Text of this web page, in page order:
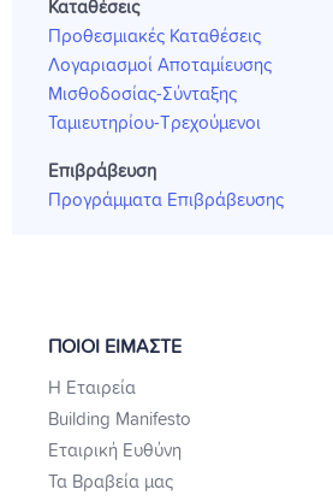
Καταθέσεις
Προθεσμιακές Καταθέσεις
Λογαριασμοί Αποταμίευσης
Μισθοδοσίας-Σύνταξης
Ταμιευτηρίου-Τρεχούμενοι
Επιβράβευση
Προγράμματα Επιβράβευσης
ΠΟΙΟΙ ΕΙΜΑΣΤΕ
Η Εταιρεία
Building Manifesto
Εταιρική Ευθύνη
Τα Βραβεία μας